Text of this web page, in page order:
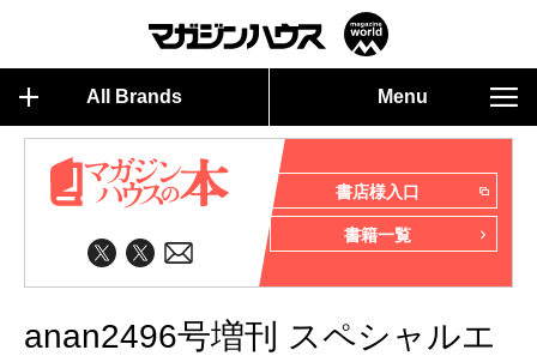
All Brands Menu
書店様入口
書籍一覧
anan2496号増刊 スペシャルエ